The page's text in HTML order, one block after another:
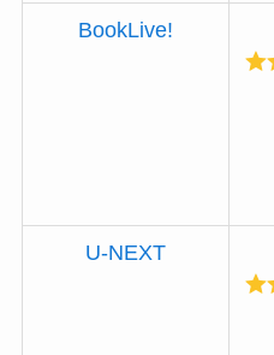
BookLive!
U-NEXT